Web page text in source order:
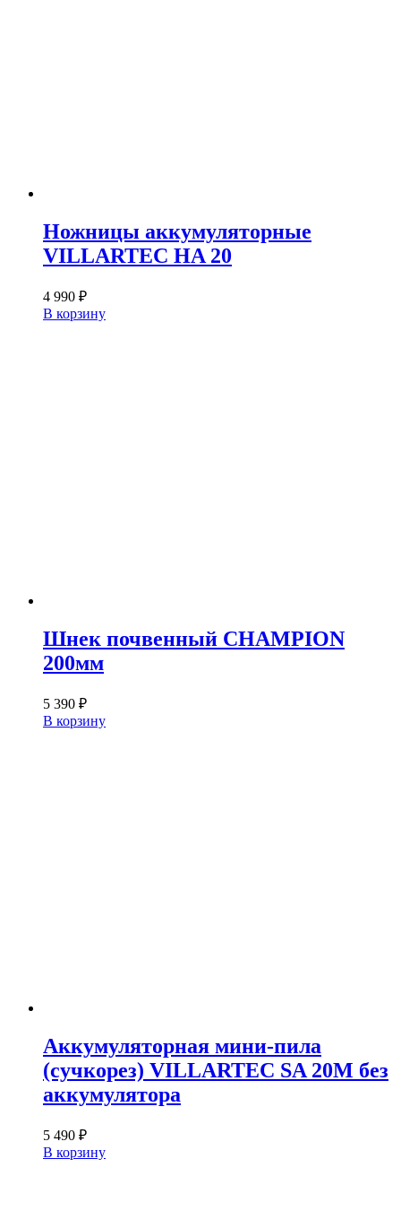
Ножницы аккумуляторные
VILLARTEC HA 20
4 990 ₽
В корзину
Шнек почвенный CHAMPION
200мм
5 390 ₽
В корзину
Аккумуляторная мини-пила
(сучкорез) VILLARTEC SA 20M без
аккумулятора
5 490 ₽
В корзину